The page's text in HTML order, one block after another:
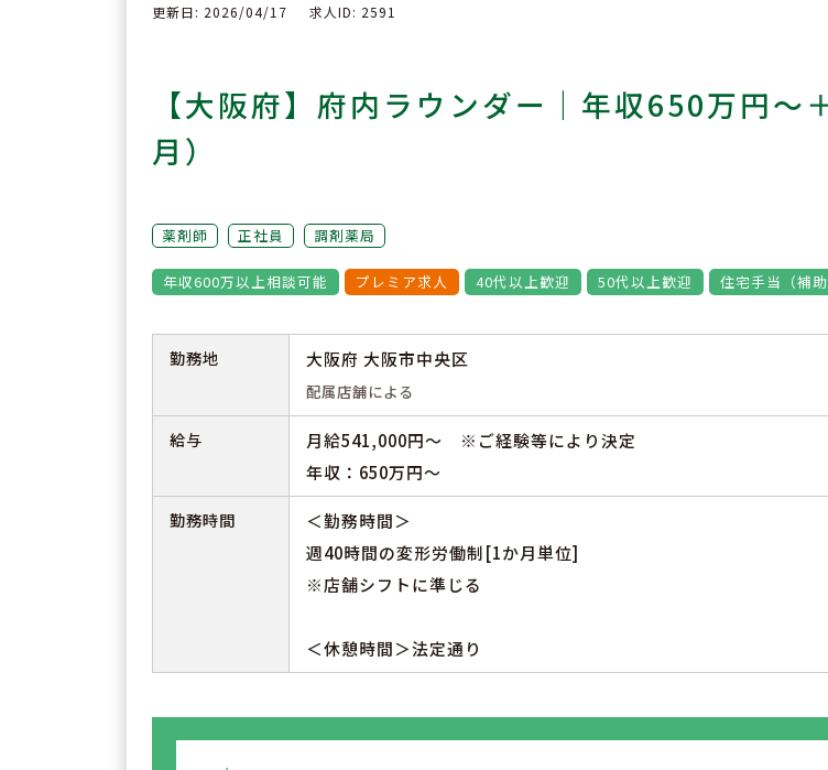
更新日: 2026/04/17 求人ID: 2591
【大阪府】府内ラウンダー｜年収650万円
月）
薬剤師 正社員 調剤薬局
年収600万以上相談可能 プレミア求人 40代以上歓迎 50代以上歓迎 住宅手当（補
勤務地 大阪府 大阪市中央区
配属店舗による
給与
月給541,000円～ ※ご経験等により決定
年収：650万円～
勤務時間
＜勤務時間＞
週40時間の変形労働制[1か月単位]
※店舗シフトに準じる
＜休憩時間＞法定通り